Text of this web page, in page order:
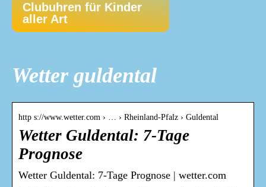
Clubuhren für Kinder
aller Art
Wetter guldental
http s://www.wetter.com › … › Rheinland-Pfalz › Guldental
Wetter Guldental: 7-Tage
Prognose
Wetter Guldental: 7-Tage Prognose | wetter.com